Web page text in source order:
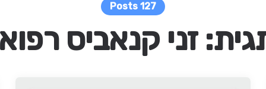
127 Posts
זני קנאביס